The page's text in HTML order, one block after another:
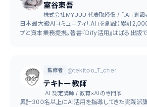
室谷東吾
株式会社MYUUU 代表取締役 / 「.AI」創設
日本最大級AIコミュニティ「.AI」を創設（累計
プと資本業務提携。著書『Dify活用』はぱる出版で
監修者 @tekitoo_T_cher
テキトー教師
.AI 認定講師 / 教育×AIの専門家
累計300名以上にAI活用を指導してきた実践派講